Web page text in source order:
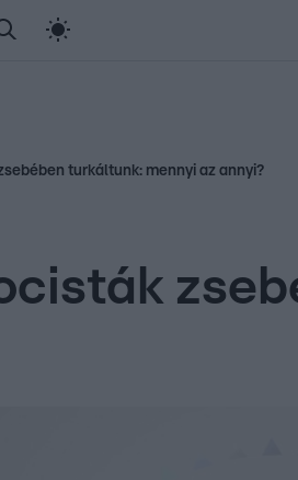
Most Wanted
turkáltunk: mennyi az annyi?